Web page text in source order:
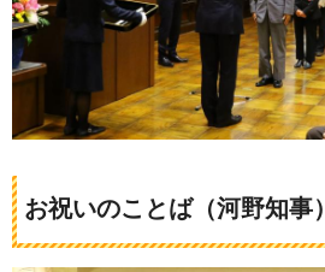
お祝いのことば（河野知事）